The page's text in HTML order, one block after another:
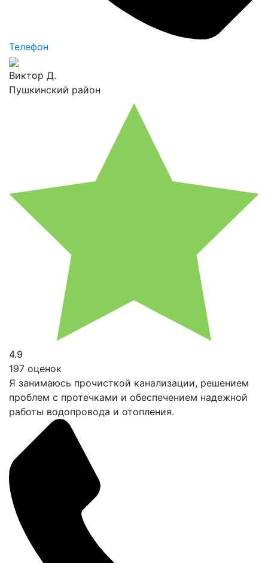
Телефон
Виктор Д.
Пушкинский район
4.9
197 оценок
Я занимаюсь прочисткой канализации, решением
проблем с протечками и обеспечением надежной
работы водопровода и отопления.